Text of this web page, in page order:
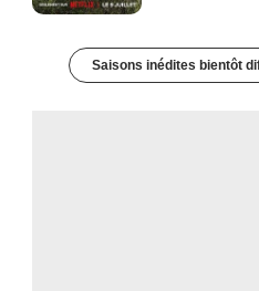
Saisons inédites bientôt